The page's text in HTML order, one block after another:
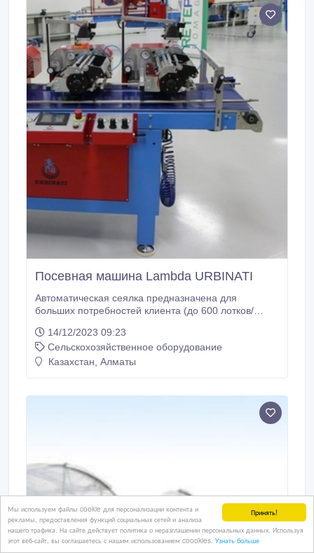
Принять!
Мы используем файлы cookie для персонализации контента и
рекламы, предоставления функций социальных сетей и анализа
нашего трафика. На сайте действует политика о неразглашении персональных данных. Используя
этот веб-сайт, вы соглашаетесь с нашим использованием coookies. Узнать больше
Посевная машина Lambda URBINATI
Автоматическая сеялка предназначена для
больших потребностей клиента (до 600 лотков/
посевным барабаном, позволяет использовать
различные семена (гранулированные, не
гранулированные) с любым типом лотков (кассет).
штабелирование.
14/12/2023 09:23
Сельскохозяйственное оборудование
Казахстан, Алматы